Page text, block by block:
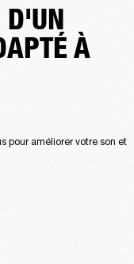
D'UN
À
pour améliorer votre son et